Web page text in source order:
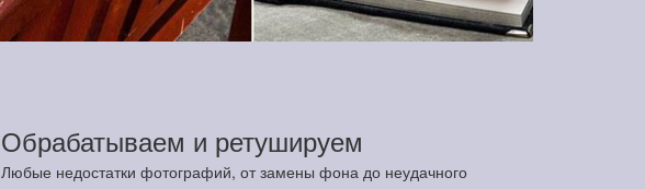
Обрабатываем и ретушируем
Любые недостатки фотографий, от замены фона до неудачного